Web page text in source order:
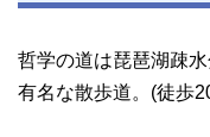
哲学の道は琵琶湖疎
有名な散歩道。(徒歩